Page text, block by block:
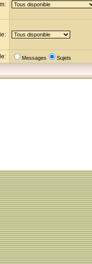
Messages Sujets